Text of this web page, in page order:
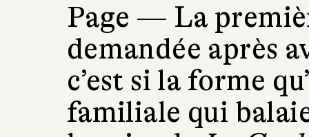
Page — La
demandée après
c’est si la forme
familiale qui